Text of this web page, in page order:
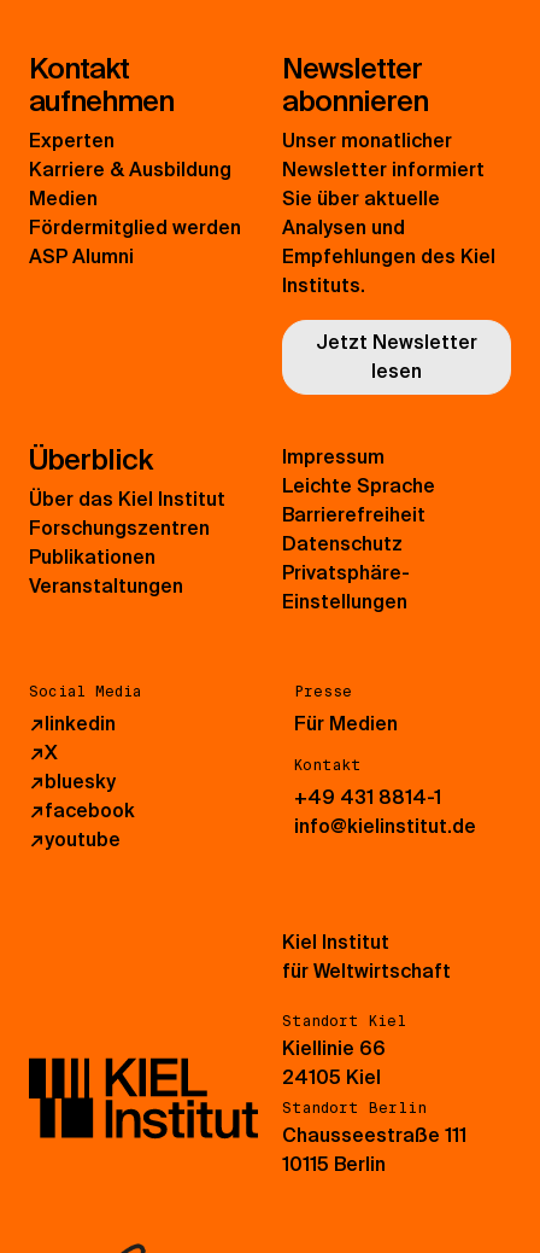
Kontakt
aufnehmen
Experten
Karriere & Ausbildung
Medien
Fördermitglied werden
ASP Alumni
Newsletter
abonnieren
Unser monatlicher
Newsletter informiert
Sie über aktuelle
Analysen und
Empfehlungen des Kiel
Instituts.
Jetzt Newsletter
lesen
Überblick
Über das Kiel Institut
Forschungszentren
Publikationen
Veranstaltungen
Social Media
↗linkedin
↗X
↗bluesky
↗facebook
↗youtube
Presse
Für Medien
Kontakt
+49 431 8814-1
info@kielinstitut.de
Impressum
Leichte Sprache
Barrierefreiheit
Datenschutz
Privatsphäre-
Einstellungen
Kiel Institut
für Weltwirtschaft
Standort Kiel
Kiellinie 66
24105 Kiel
Standort Berlin
Chausseestraße 111
10115 Berlin